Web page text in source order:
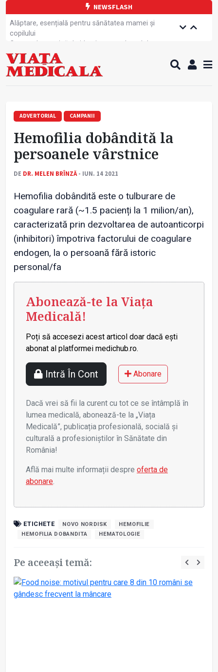
NEWSFLASH
Alăptare, esențială pentru sănătatea mamei și
copilului
Cartea electronică de identitate, noul card de
sănătate
Copiii europeni, într-o formă fizică tot mai proastă
Demersuri pentru acces transfrontalier la date
Tratamentul cancerului pulmonar „nu mai este
Contractul cadru ar putea fi modificat
Food noise: motivul pentru care 8 din 10 români se
gândesc frecvent la mâncare
Un nou studiu pentru testarea unui vaccin împotriva
ADVERTORIAL CAMPANII
Hemofilia dobândită la
persoanele vârstnice
DE DR. MELEN BRÎNZĂ - IUN. 14 2021
Hemofilia dobândită este o tulburare de
coagulare rară (~1.5 pacienți la 1 milion/an),
caracterizată prin dezvoltarea de autoanticorpi
(inhibitori) împotriva factorului de coagulare
endogen, la o persoană fără istoric
personal/fa
Abonează-te la Viața
Medicală!
Poți să accesezi acest articol doar dacă ești
abonat al platformei medichub.ro.
Intră În Cont Abonare
Dacă vrei să fii la curent cu tot ce se întâmplă în
lumea medicală, abonează-te la „Viața
Medicală”, publicația profesională, socială și
culturală a profesioniștilor în Sănătate din
România!
Află mai multe informații despre oferta de
abonare.
ETICHETE NOVO NORDISK
HEMOFILIE
HEMOFILIA DOBANDITA
HEMATOLOGIE
Pe aceeași temă: